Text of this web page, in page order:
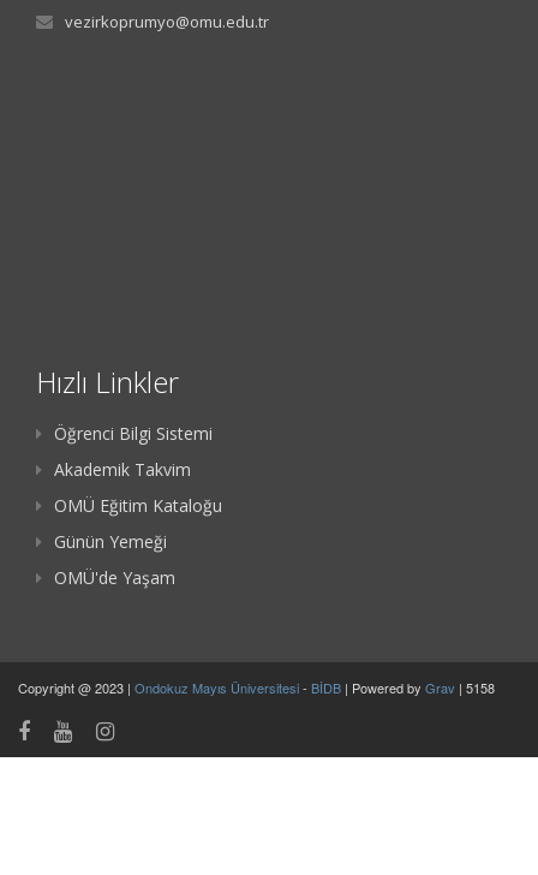
vezirkoprumyo@omu.edu.tr
Hızlı Linkler
Öğrenci Bilgi Sistemi
Akademik Takvim
OMÜ Eğitim Kataloğu
Günün Yemeği
OMÜ'de Yaşam
Copyright @ 2023 | Ondokuz Mayıs Üniversitesi- BİDB | Powered by Grav | 5158